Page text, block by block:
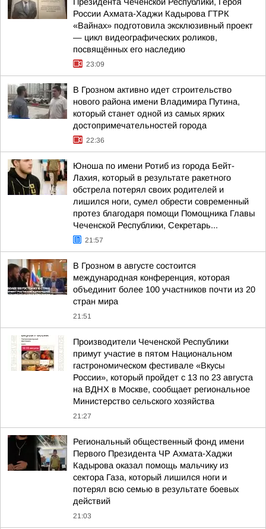
России Ахмата-Хаджи Кадырова ГТРК
«Вайнах» подготовила эксклюзивный проект
— цикл видеографических роликов,
посвящённых его наследию
23:09
В Грозном активно идет строительство
нового района имени Владимира Путина,
который станет одной из самых ярких
достопримечательностей города
22:36
Юноша по имени Ротиб из города Бейт-
Лахия, который в результате ракетного
обстрела потерял своих родителей и
лишился ноги, сумел обрести современный
протез благодаря помощи Помощника Главы
Чеченской Республики, Секретарь...
21:57
В Грозном в августе состоится
международная конференция, которая
объединит более 100 участников почти из 20
стран мира
21:51
Производители Чеченской Республики
примут участие в пятом Национальном
гастрономическом фестивале «Вкусы
России», который пройдет с 13 по 23 августа
на ВДНХ в Москве, сообщает региональное
Министерство сельского хозяйства
21:27
Региональный общественный фонд имени
Первого Президента ЧР Ахмата-Хаджи
Кадырова оказал помощь мальчику из
сектора Газа, который лишился ноги и
потерял всю семью в результате боевых
действий
21:03